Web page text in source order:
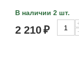
В наличии 2 шт.
2 210₽